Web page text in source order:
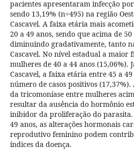
pacientes apresentaram infecção
sendo 13,19% (n=495) na região
Cascavel. A faixa etária mais
20 a 49 anos, sendo que acima de
diminuindo gradativamente, tanto
Cascavel. No nível estadual a maior
mulheres de 40 a 44 anos (15,06%).
Cascavel, a faixa etária entre 45 a
número de casos positivos
da tricomoníase entre mulheres
resultar da ausência do hormônio
inibidor da proliferação do parasita.
49 anos, as alterações hormonais
reprodutivo feminino podem
índices da doença.